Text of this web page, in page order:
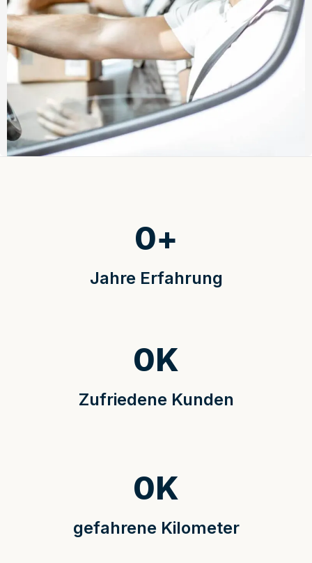
Jahre Erfahrung
0+
Zufriedene Kunden
0K
gefahrene Kilometer
0K